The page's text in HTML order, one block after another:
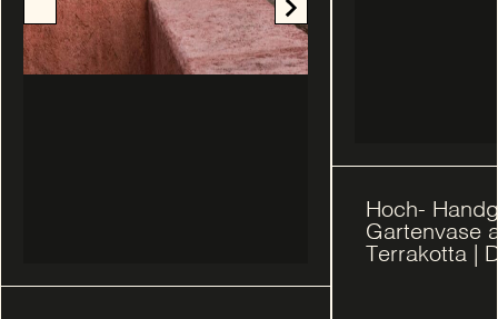
Hoch-
Gartenvase
Terrakotta |